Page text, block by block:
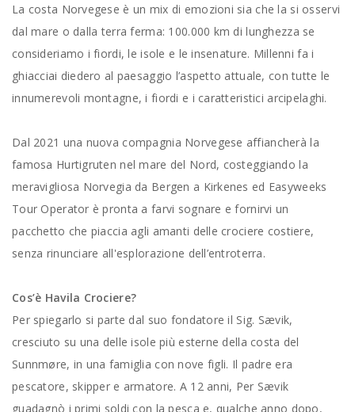
La costa Norvegese è un mix di emozioni sia che la si osservi
dal mare o dalla terra ferma: 100.000 km di lunghezza se
consideriamo i fiordi, le isole e le insenature. Millenni fa i
ghiacciai diedero al paesaggio l’aspetto attuale, con tutte le
innumerevoli montagne, i fiordi e i caratteristici arcipelaghi.
Dal 2021 una nuova compagnia Norvegese affiancherà la
famosa Hurtigruten nel mare del Nord, costeggiando la
meravigliosa Norvegia da Bergen a Kirkenes ed Easyweeks
Tour Operator è pronta a farvi sognare e fornirvi un
pacchetto che piaccia agli amanti delle crociere costiere,
senza rinunciare all'esplorazione dell’entroterra.
Cos’è Havila Crociere?
Per spiegarlo si parte dal suo fondatore il Sig. Sævik,
cresciuto su una delle isole più esterne della costa del
Sunnmøre, in una famiglia con nove figli. Il padre era
pescatore, skipper e armatore. A 12 anni, Per Sævik
guadagnò i primi soldi con la pesca e, qualche anno dopo,